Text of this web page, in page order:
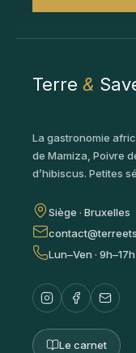
Terre &
La gastronomie
de Mamiza, Poivre
d’hibiscus. Petites
Siège · Bruxelles
Lun–Ven · 9h–17h
Le carnet